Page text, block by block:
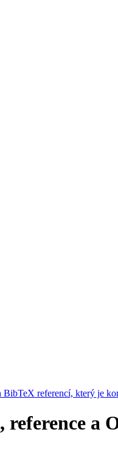
referencí, který je
a